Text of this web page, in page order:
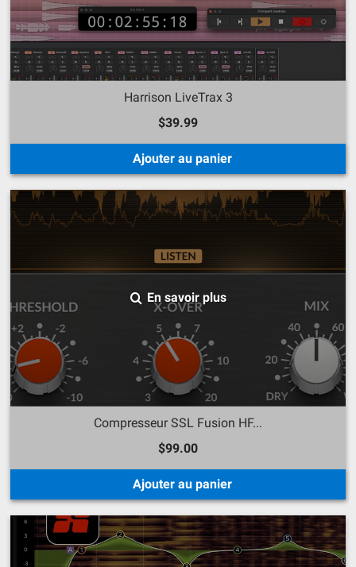
Harrison LiveTrax 3
$39.99
Ajouter au panier
En savoir plus
Compresseur SSL Fusion HF...
$99.00
Ajouter au panier